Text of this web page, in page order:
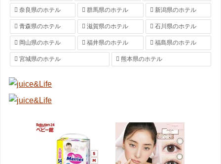
奈良県のホテル 群馬県のホテル 新潟県のホテル
青森県のホテル 滋賀県のホテル 石川県のホテル
岡山県のホテル 福井県のホテル 福島県のホテル
宮城県のホテル 熊本県のホテル